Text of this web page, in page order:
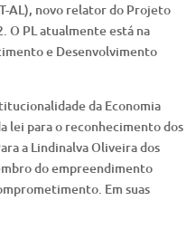
AL), novo relator do Projeto
O PL atualmente está na
e Desenvolvimento
da Economia
lei para o reconhecimento dos
a Lindinalva Oliveira dos
do empreendimento
Em suas